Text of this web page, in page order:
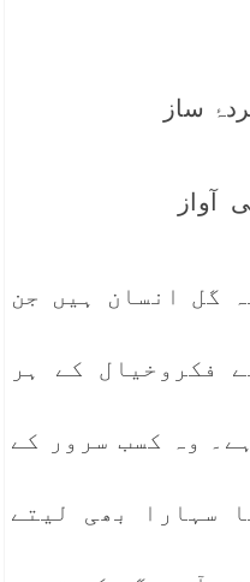
ساز
گل انسان ہیں جن
فکروخیال کے ہر
وہ کسب سرور کے
سہارا بھی لیتے